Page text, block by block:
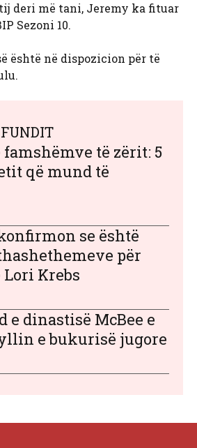
deri më tani, Jeremy ka fituar
Sezoni 10.
është në dispozicion për të
të zërit: 5
që mund të
se është
thashethemeve për
Krebs
dinastisë McBee e
e bukurisë jugore